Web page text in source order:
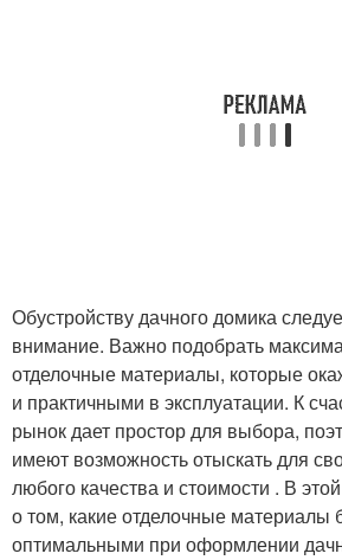
Обустройству дачного домика
внимание. Важно подобрать
отделочные материалы, которые
и практичными в эксплуатации. К
рынок дает простор для выбора,
имеют возможность отыскать для
любого качества и стоимости . В
о том, какие отделочные материалы
оптимальными при оформлении